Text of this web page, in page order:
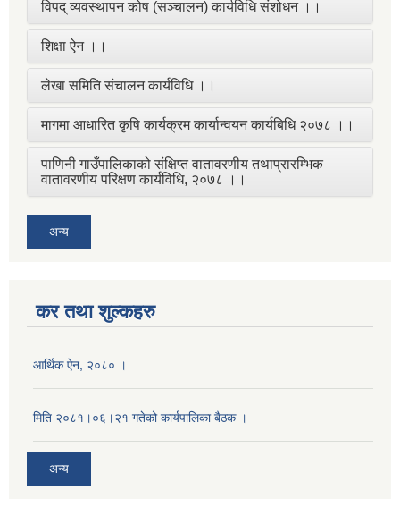
विपद् व्यवस्थापन कोष (सञ्चालन) कार्यविधि संशोधन ।।
शिक्षा ऐन ।।
लेखा समिति संचालन कार्यविधि ।।
मागमा आधारित कृषि कार्यक्रम कार्यान्वयन कार्यबिधि २०७८ ।।
पाणिनी गाउँपालिकाको संक्षिप्त वातावरणीय तथाप्रारम्भिक
वातावरणीय परिक्षण कार्यविधि, २०७८ ।।
अन्य
कर तथा शुल्कहरु
आर्थिक ऐन, २०८० ।
मिति २०८१।०६।२१ गतेको कार्यपालिका बैठक ।
अन्य